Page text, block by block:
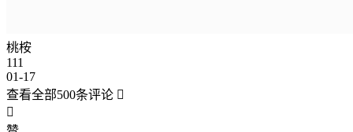
桃桉
111
01-17
查看全部500条评论 
